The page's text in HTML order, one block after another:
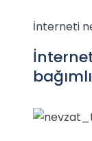
İnterneti